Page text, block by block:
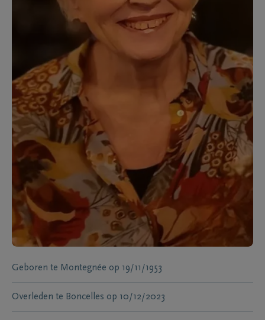
Geboren te Montegnée op 19/11/1953
Overleden te Boncelles op 10/12/2023